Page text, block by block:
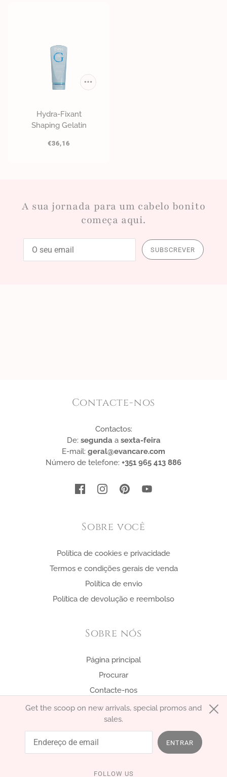
Hydra-Fixant
Shaping Gelatin
€36,16
A sua jornada para um cabelo bonito
começa aqui.
SUBSCREVER
Contacte-nos
Contactos:
De: segunda a sexta-feira
E-mail: geral@evancare.com
Número de telefone: +351 965 413 886
Sobre você
Política de cookies e privacidade
Termos e condições gerais de venda
Política de envio
Política de devolução e reembolso
Sobre nós
Página principal
Procurar
Contacte-nos
Get the scoop on new arrivals, special promos and
sales.
ENTRAR
FOLLOW US